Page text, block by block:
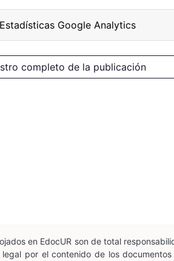
Estadísticas Google Analytics
completo de la publicación
en EdocUR son de total
por el contenido de los